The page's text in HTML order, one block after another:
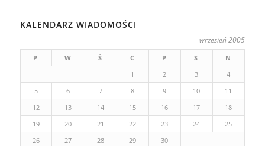
KALENDARZ WIADOMOŚCI
wrzesień 2005
P W Ś C P S
N
1
2 3
4
5
6 7 8 9 10
11
12
13 14 15 16 17
18
19
20 21 22 23 24
25
26
27 28 29 30